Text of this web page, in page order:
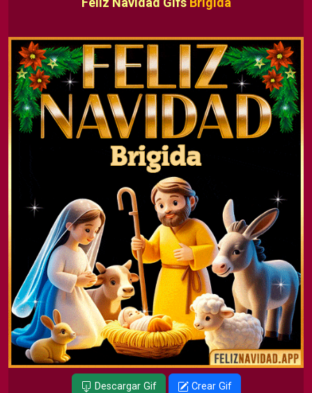
Descargar Gif Crear Gif